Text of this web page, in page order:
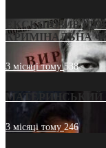
ЕКСКЛЮЗИВ
КРИМІНАЛЬНА
3 місяці тому538
МАТЕРИНСЬКИЙ
3 місяці тому246